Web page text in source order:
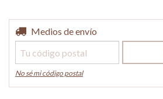
Entregas para el CP:
Medios de envío
No sé mi código postal